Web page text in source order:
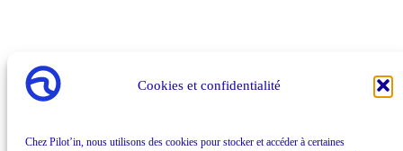
Cookies et confidentialité
Chez Pilot’in, nous utilisons des cookies pour stocker et accéder à certaines